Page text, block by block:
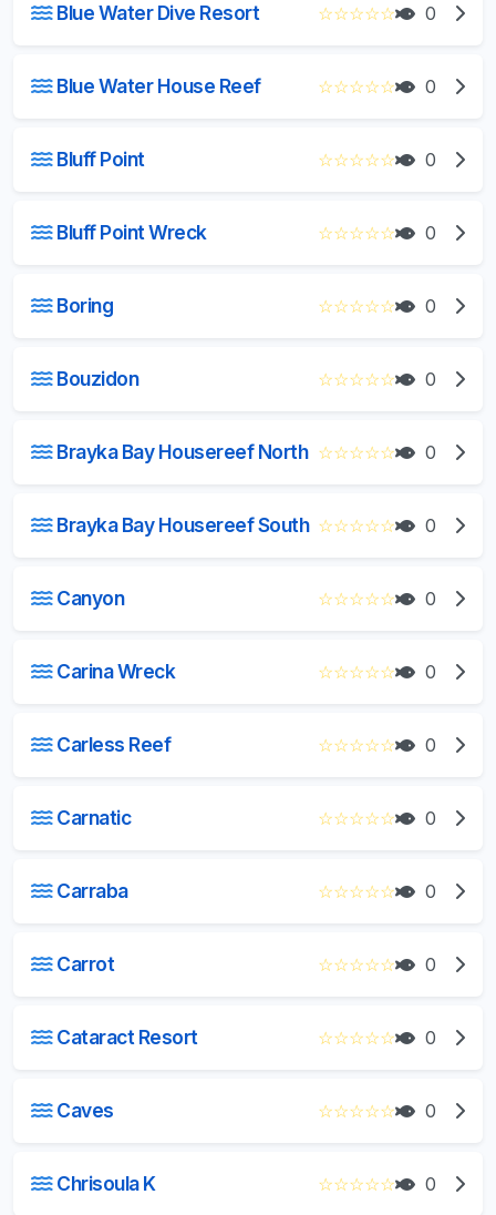
Blue Water Dive Resort ☆☆☆☆☆ 0
Blue Water House Reef ☆☆☆☆☆ 0
Bluff Point ☆☆☆☆☆ 0
Bluff Point Wreck ☆☆☆☆☆ 0
Boring ☆☆☆☆☆ 0
Bouzidon ☆☆☆☆☆ 0
Brayka Bay Housereef North ☆☆☆☆☆ 0
Brayka Bay Housereef South ☆☆☆☆☆ 0
Canyon ☆☆☆☆☆ 0
Carina Wreck ☆☆☆☆☆ 0
Carless Reef ☆☆☆☆☆ 0
Carnatic ☆☆☆☆☆ 0
Carraba ☆☆☆☆☆ 0
Carrot ☆☆☆☆☆ 0
Cataract Resort ☆☆☆☆☆ 0
Caves ☆☆☆☆☆ 0
Chrisoula K ☆☆☆☆☆ 0